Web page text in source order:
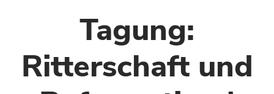
Tagung:
Ritterschaft und